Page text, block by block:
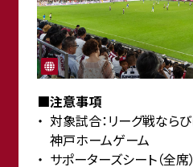
■注意事項
対象試合：リーグ戦なら
神戸ホームゲーム
サポーターズシート（全